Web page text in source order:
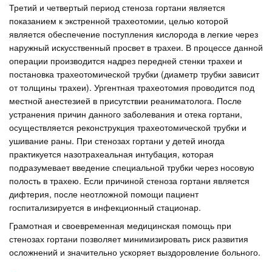
Третий и четвертый период стеноза гортани является
показанием к экстренной трахеотомии, целью которой
является обеспечение поступления кислорода в легкие через
наружный искусственный просвет в трахеи. В процессе данной
операции производится надрез передней стенки трахеи и
постановка трахеотомической трубки (диаметр трубки зависит
от толщины трахеи). Ургентная трахеотомия проводится под
местной анестезией в присутствии реаниматолога. После
устранения причин данного заболевания и отека гортани,
осуществляется реконструкция трахеотомической трубки и
ушивание раны. При стенозах гортани у детей иногда
практикуется назотрахеальная интубация, которая
подразумевает введение специальной трубки через носовую
полость в трахею. Если причиной стеноза гортани является
дифтерия, после неотложной помощи пациент
госпитализируется в инфекционный стационар.
Грамотная и своевременная медицинская помощь при
стенозах гортани позволяет минимизировать риск развития
осложнений и значительно ускоряет выздоровление больного.